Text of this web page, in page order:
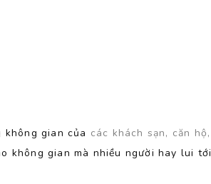
gian của các khách sạn, căn
không gian mà nhiều người hay lui